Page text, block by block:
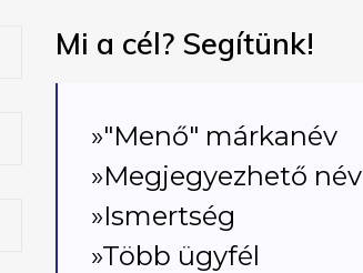
Mi a cél? Segítünk!
»"Menő" márkanév
»Megjegyezhető név
»Ismertség
»Több ügyfél